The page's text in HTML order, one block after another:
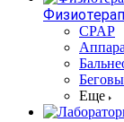
CPAP
Еще